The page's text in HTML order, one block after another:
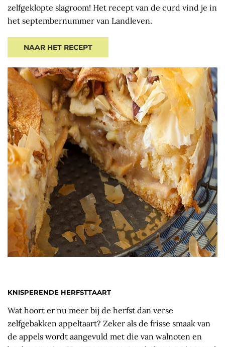
zelfgeklopte slagroom! Het recept van de curd vind je in
het septembernummer van Landleven.
NAAR HET RECEPT
KNISPERENDE HERFSTTAART
Wat hoort er nu meer bij de herfst dan verse
zelfgebakken appeltaart? Zeker als de frisse smaak van
de appels wordt aangevuld met die van walnoten en